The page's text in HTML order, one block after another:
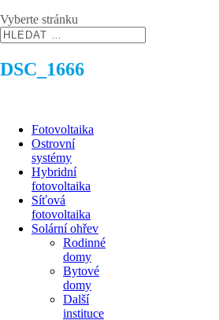
Vyberte stránku
DSC_1666
Fotovoltaika
Ostrovní
systémy
Hybridní
fotovoltaika
Síťová
fotovoltaika
Solární ohřev
Rodinné
domy
Bytové
domy
Další
instituce